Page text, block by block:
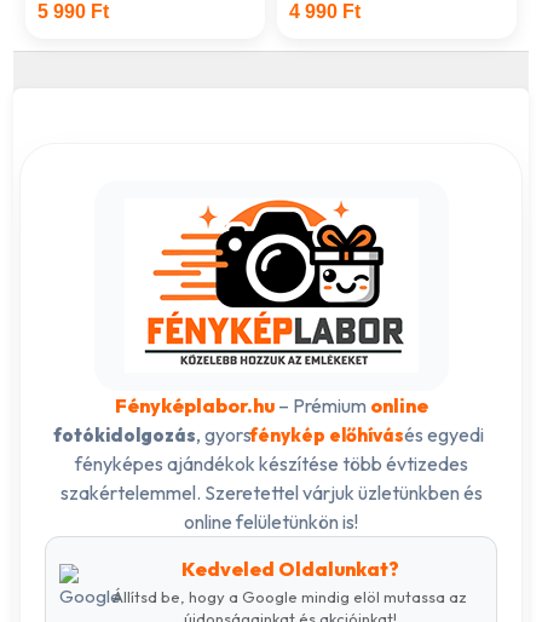
5 990 Ft 4 990 Ft
Fényképlabor.hu– Prémium online
fotókidolgozás, gyorsfénykép előhívásés egyedi
fényképes ajándékok készítése több évtizedes
szakértelemmel. Szeretettel várjuk üzletünkben és
online felületünkön is!
Kedveled Oldalunkat?
Állítsd be, hogy a Google mindig elöl mutassa az